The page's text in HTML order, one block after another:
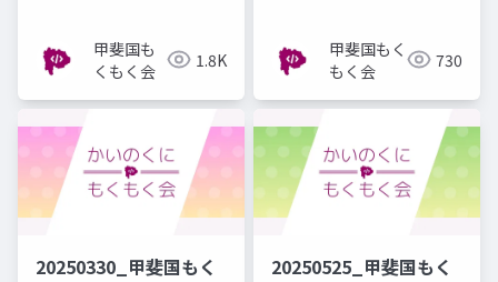
甲斐国も
くもく会
1.8K
甲斐国もく
もく会
730
20250330_甲斐国もく
20250525_甲斐国もく